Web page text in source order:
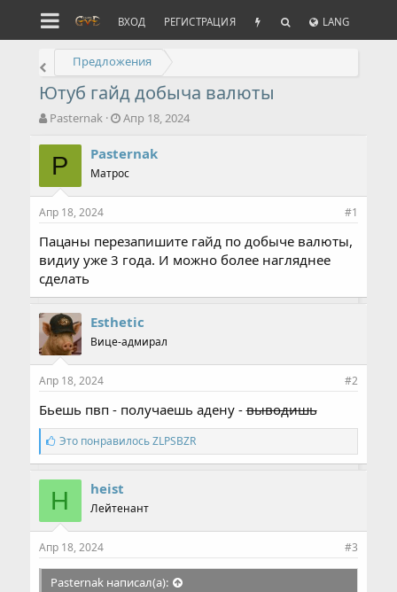
ВХОД РЕГИСТРАЦИЯ LANG
Предложения
Ютуб гайд добыча валюты
А
т
т
е
ы
Pasternak
Д
т
н
а
л
а
Апр 18, 2024
P Pasternak
Матрос
Апр 18, 2024 #1
Пацаны перезапишите гайд по добыче валюты,
видиу уже 3 года. И можно более нагляднее
сделать
Esthetic
Вице-адмирал
Апр 18, 2024 #2
Бьешь пвп - получаешь адену -выводишь
С
и
м
п
а
и
Это понравилосьZLPSBZR
H heist
Лейтенант
Апр 18, 2024 #3
Pasternak написал(а):